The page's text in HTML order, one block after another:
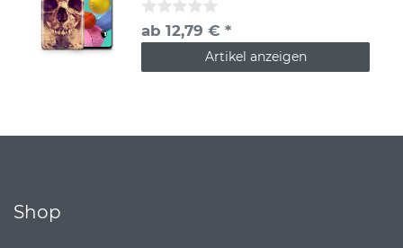
ab 12,79 € *
Artikel anzeigen
Shop